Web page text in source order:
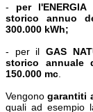
- per
storico annuo
300.000 kWh;
- per il GAS
storico annuale
150.000 mc
Vengonogarantiti
quali ad esempio